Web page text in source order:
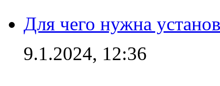
Для чего нужна
9.1.2024, 12:36